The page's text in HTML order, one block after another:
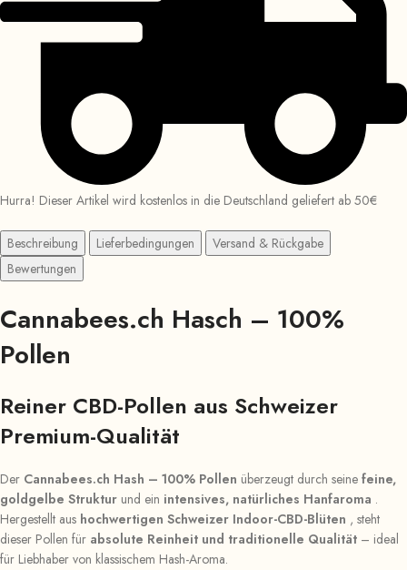
Hurra! Dieser Artikel wird kostenlos in die Deutschland geliefert ab 50€
Beschreibung Lieferbedingungen
Versand & Rückgabe
Bewertungen
Cannabees.ch Hasch – 100%
Pollen
Reiner CBD-Pollen aus Schweizer
Premium-Qualität
Der Cannabees.ch Hash – 100% Pollen überzeugt durch seine feine,
goldgelbe Struktur und ein intensives, natürliches Hanfaroma .
Hergestellt aus hochwertigen Schweizer Indoor-CBD-Blüten , steht
dieser Pollen für absolute Reinheit und traditionelle Qualität – ideal
für Liebhaber von klassischem Hash-Aroma.